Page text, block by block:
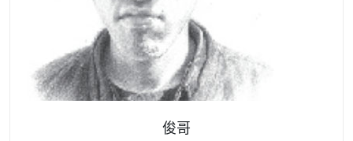
俊哥